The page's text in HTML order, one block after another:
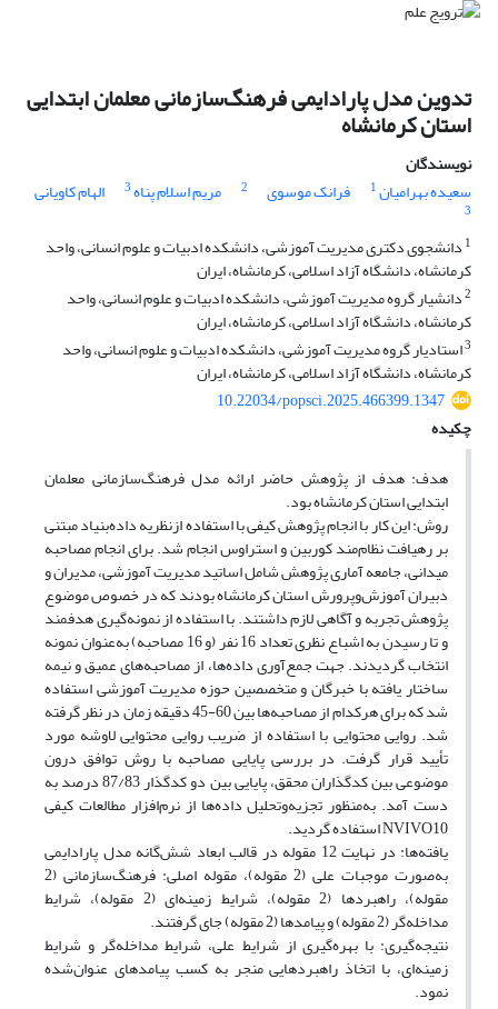
تدوین مدل پارادایمی فرهنگ‌سازمانی معلمان ابتدایی
استان کرمانشاه
نویسندگان
سعیده بهرامیان1 فرانک موسوی 2 مریم اسلام پناه3 الهام کاویانی
3
1 دانشجوی دکتری مدیریت آموزشی، دانشکده ادبیات و علوم انسانی، واحد
کرمانشاه، دانشگاه آزاد اسلامی، کرمانشاه، ایران
2دانشیار گروه مدیریت آموزشی، دانشکده ادبیات و علوم انسانی، واحد
کرمانشاه، دانشگاه آزاد اسلامی، کرمانشاه، ایران
3استادیار گروه مدیریت آموزشی، دانشکده ادبیات و علوم انسانی، واحد
کرمانشاه، دانشگاه آزاد اسلامی، کرمانشاه، ایران
10.22034/popsci.2025.466399.1347
چکیده
هدف: هدف از پژوهش حاضر ارائه مدل فرهنگ‌سازمانی معلمان
ابتدایی استان کرمانشاه بود.
روش: این کار با انجام پژوهش کیفی با استفاده ازنظریه داده‌بنیاد مبتنی
بر رهیافت نظام‌مند کوربین و استراوس انجام شد. برای انجام مصاحبه
میدانی، جامعه آماری پژوهش شامل اساتید مدیریت آموزشی، مدیران و
دبیران آموزش‌وپرورش استان کرمانشاه بودند که در خصوص موضوع
پژوهش تجربه و آگاهی لازم داشتند. با استفاده از نمونه‌گیری هدفمند
و تا رسیدن به اشباع نظری تعداد 16 نفر (و 16 مصاحبه) به‌عنوان نمونه
انتخاب گردیدند. جهت جمع‌آوری داده‌ها، از مصاحبه‌های عمیق و نیمه
ساختار یافته با خبرگان و متخصصین حوزه مدیریت آموزشی استفاده
شد که برای هرکدام از مصاحبه‌ها بین 60-45 دقیقه زمان در نظر گرفته
شد. روایی محتوایی با استفاده از ضریب روایی محتوایی لاوشه مورد
تأیید قرار گرفت. در بررسی پایایی مصاحبه با روش توافق درون
موضوعی بین کدگذاران محقق، پایایی بین دو کدگذار 87/83 درصد به
دست آمد. به‌منظور تجزیه‌وتحلیل داده‌ها از نرم‌افزار مطالعات کیفی
NVIVO10 استفاده گردید.
یافته‌ها: در نهایت 12 مقوله در قالب ابعاد شش‌گانه مدل پارادایمی
به‌صورت موجبات علی (2 مقوله)، مقوله اصلی: فرهنگ‌سازمانی (2
مقوله)، راهبردها (2 مقوله)، شرایط زمینه‌ای (2 مقوله)، ‌شرایط
مداخله‌گر (2 مقوله) و پیامدها (2 مقوله) جای گرفتند.
نتیجه‌گیری: با بهره‌گیری از شرایط علی، شرایط مداخله‌گر و شرایط
زمینه‌ای، با اتخاذ راهبردهایی منجر به کسب پیامدهای عنوان‌شده
نمود.